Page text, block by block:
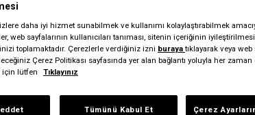
daha iyi hizmet sunabilmek ve kullanımı kolaylaştırabilmek
web sayfalarının kullanıcıları tanıması, sitenin içeriğinin
toplamaktadır. Çerezlerle verdiğiniz izni burayatıklayarak veya
Çerez Politikası sayfasında yer alan bağlantı yoluyla her
için lütfen
Tıklayınız
Çerez
Tümünü Kabul Et